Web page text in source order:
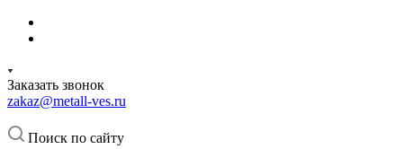
Заказать звонок
zakaz@metall-ves.ru
Поиск по сайту